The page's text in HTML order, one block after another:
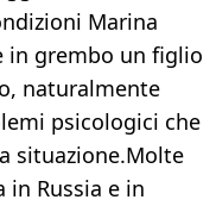
Marina
in grembo un figlio
naturalmente
psicologici che
situazione.Molte
Russia e in